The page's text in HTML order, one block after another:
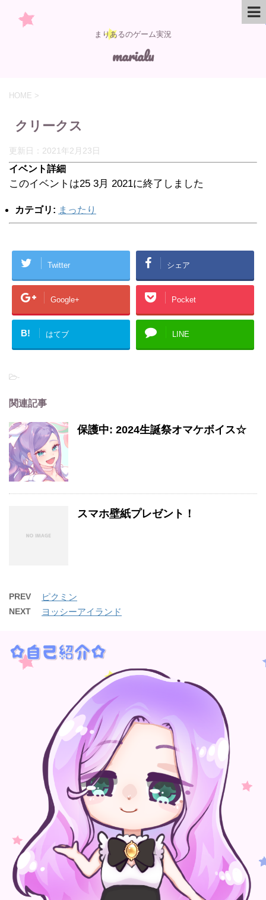
まりあるのゲーム実況
marialu
HOME >
クリークス
更新日： 2021年2月23日
イベント詳細
このイベントは25 3月 2021に終了しました
カテゴリ: まったり
Twitter シェア
Google+ Pocket
B! はてブ LINE
-
関連記事
保護中: 2024生誕祭オマケボイス☆
スマホ壁紙プレゼント！
PREV ピクミン
NEXT ヨッシーアイランド